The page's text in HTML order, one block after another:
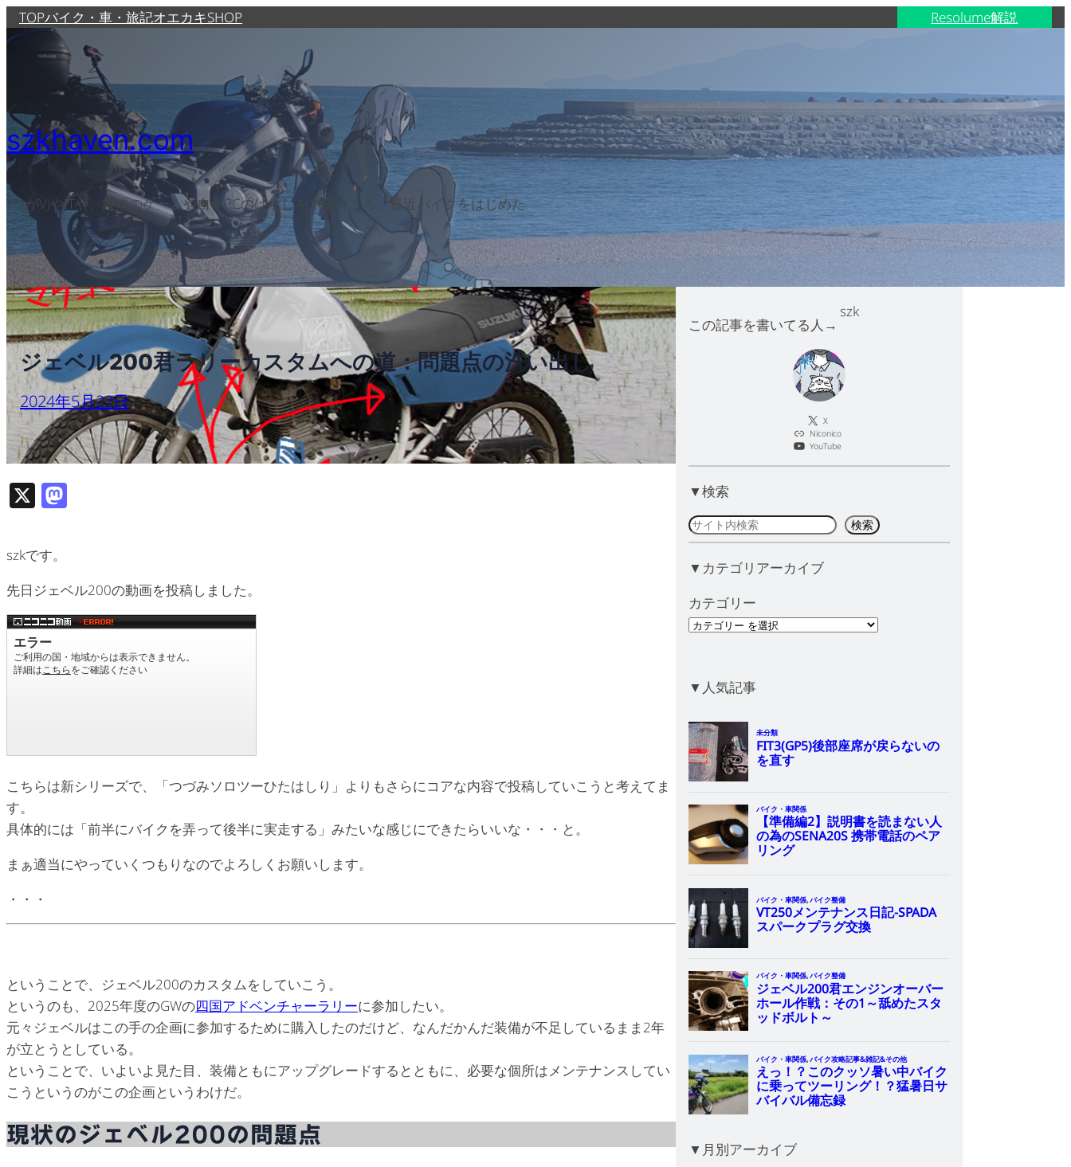
TOPバイク・車・旅記オエカキSHOP Resolume解説
szkhaven.com
szkがVJやITや、趣味のゲームや自作PCのはなしをするところ。最近バイクをはじめた
ジェベル200君ラリーカスタムへの道：問題点の洗い出し
2024年5月22日
X
o
n
szkです。
先日ジェベル200の動画を投稿しました。
こちらは新シリーズで、「つづみソロツーひたはしり」よりもさらにコアな内容で投稿していこうと考えてま
す。
具体的には「前半にバイクを弄って後半に実走する」みたいな感じにできたらいいな・・・と。
まぁ適当にやっていくつもりなのでよろしくお願いします。
・・・
ということで、ジェベル200のカスタムをしていこう。
というのも、2025年度のGWの四国アドベンチャーラリーに参加したい。
元々ジェベルはこの手の企画に参加するために購入したのだけど、なんだかんだ装備が不足しているまま2年
が立とうとしている。
ということで、いよいよ見た目、装備ともにアップグレードするとともに、必要な個所はメンテナンスしてい
こうというのがこの企画というわけだ。
現状のジェベル200の問題点
この記事を書いてる人→
szk
X
Niconico
YouTube
▼検索
検
索
検索
▼カテゴリアーカイブ
カテゴリー
▼人気記事
▼月別アーカイブ